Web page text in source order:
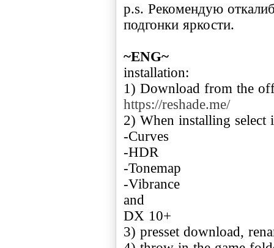
p.s. Рекомендую
подгонки яркости.
~ENG~
installation:
1) Download from the
https://reshade.me/
2) When installing select
-Curves
-HDR
-Tonemap
-Vibrance
and
DX 10+
3) presset download,